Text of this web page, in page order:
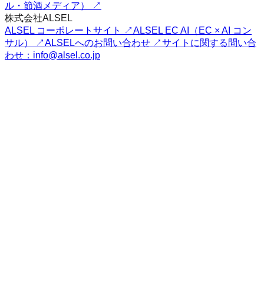
ル・節酒メディア） ↗
株式会社ALSEL
ALSEL コーポレートサイト ↗ALSEL EC AI（EC × AI コン
サル） ↗ALSELへのお問い合わせ ↗サイトに関する問い合
わせ：info@alsel.co.jp